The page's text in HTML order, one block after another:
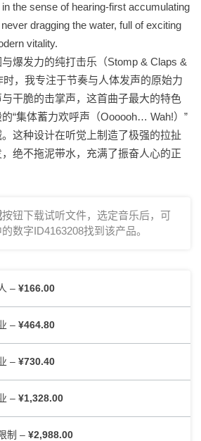
the sense of hearing-first accumulating
dragging the water, full of exciting
vitality.
爆发力的纯打击乐（Stomp & Claps &
，我专注于节奏与人体发声的原始力
干脆的击掌声，这首曲子最大的特色
“集体蓄力欢呼声（Oooooh… Wah!）”
这种设计在听觉上制造了极强的拉扯
绝不拖泥带水，充满了振奋人心的正
按钮下载试听文件，选定音乐后，可
数字ID4163208找到该产品。
– ¥166.00
– ¥464.80
– ¥730.40
– ¥1,328.00
制 – ¥2,988.00